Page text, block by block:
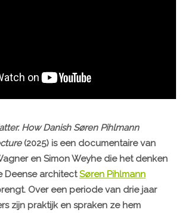
How Danish Søren Pihlmann
(2025) is een documentaire van
en Simon Weyhe die het denken
Deense architectSøren Pihlmann
Over een periode van drie jaar
zijn praktijk en spraken ze hem